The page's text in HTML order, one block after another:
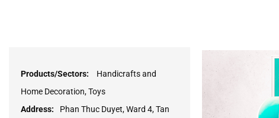
Products/Sectors:
Handicrafts and
Home Decoration, Toys
Address:
Phan Thuc Duyet, Ward 4, Tan